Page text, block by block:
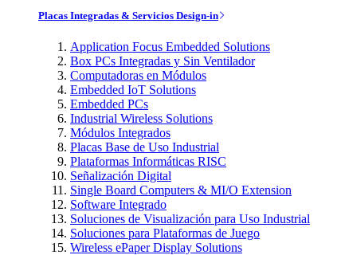
Placas Integradas & Servicios Design-in
Application Focus Embedded Solutions
Box PCs Integradas y Sin Ventilador
Computadoras en Módulos
Embedded IoT Solutions
Embedded PCs
Industrial Wireless Solutions
Módulos Integrados
Placas Base de Uso Industrial
Plataformas Informáticas RISC
Señalización Digital
Single Board Computers & MI/O Extension
Software Integrado
Soluciones de Visualización para Uso Industrial
Soluciones para Plataformas de Juego
Wireless ePaper Display Solutions